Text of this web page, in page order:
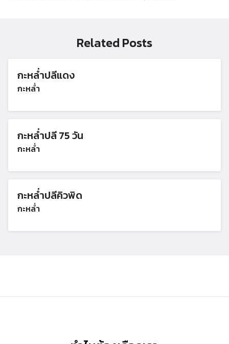
Search
for:
Related Posts
กะหล่ำปลีแดง
กะหล่ำ
กะหล่ำปลี 75 วัน
กะหล่ำ
กะหล่ำปลีคิวพิด
กะหล่ำ